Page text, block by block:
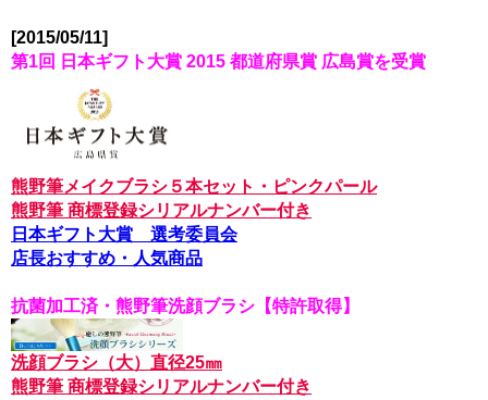
[2015/05/11]
第1回 日本ギフト大賞 2015 都道府県賞 広島賞を受賞
熊野筆メイクブラシ５本セット・ピンクパール
熊野筆 商標登録シリアルナンバー付き
日本ギフト大賞 選考委員会
店長おすすめ・人気商品
抗菌加工済・熊野筆洗顔ブラシ【特許取得】
洗顔ブラシ（大）直径25㎜
熊野筆 商標登録シリアルナンバー付き